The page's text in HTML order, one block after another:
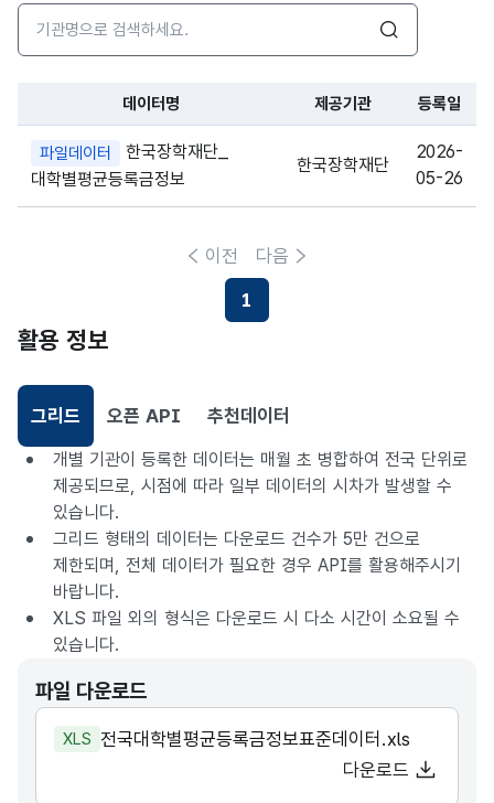
검색어 입력창
검색
파일 데이터의 과거 데이터표로 데이터명, 등록일로 구성되어있
데이터명 제공기관 등록일
파일데이터
한국장학재단_
대학별평균등록금정보
한국장학재단
2026-
05-26
이전
현재페이지
1
다음
활용 정보
그리드
선택됨
오픈 API 추천데이터
개별 기관이 등록한 데이터는 매월 초 병합하여 전국 단위로
제공되므로, 시점에 따라 일부 데이터의 시차가 발생할 수
있습니다.
그리드 형태의 데이터는 다운로드 건수가 5만 건으로
제한되며, 전체 데이터가 필요한 경우 API를 활용해주시기
바랍니다.
XLS 파일 외의 형식은 다운로드 시 다소 시간이 소요될 수
있습니다.
파일 다운로드
XLS 전국대학별평균등록금정보표준데이터.xls
다운로드